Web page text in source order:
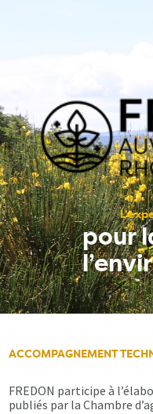
pour
ACCOMPAGNEMENT
FREDON participe à
publiés par la Chambre